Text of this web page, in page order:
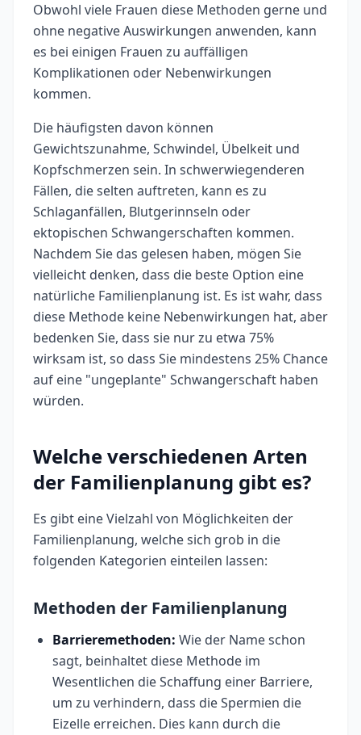
Obwohl viele Frauen diese Methoden gerne und
ohne negative Auswirkungen anwenden, kann
es bei einigen Frauen zu auffälligen
Komplikationen oder Nebenwirkungen
kommen.
Die häufigsten davon können
Gewichtszunahme, Schwindel, Übelkeit und
Kopfschmerzen sein. In schwerwiegenderen
Fällen, die selten auftreten, kann es zu
Schlaganfällen, Blutgerinnseln oder
ektopischen Schwangerschaften kommen.
Nachdem Sie das gelesen haben, mögen Sie
vielleicht denken, dass die beste Option eine
natürliche Familienplanung ist. Es ist wahr, dass
diese Methode keine Nebenwirkungen hat, aber
bedenken Sie, dass sie nur zu etwa 75%
wirksam ist, so dass Sie mindestens 25% Chance
auf eine "ungeplante" Schwangerschaft haben
würden.
Welche verschiedenen Arten
der Familienplanung gibt es?
Es gibt eine Vielzahl von Möglichkeiten der
Familienplanung, welche sich grob in die
folgenden Kategorien einteilen lassen:
Methoden der Familienplanung
Barrieremethoden: Wie der Name schon
sagt, beinhaltet diese Methode im
Wesentlichen die Schaffung einer Barriere,
um zu verhindern, dass die Spermien die
Eizelle erreichen. Dies kann durch die